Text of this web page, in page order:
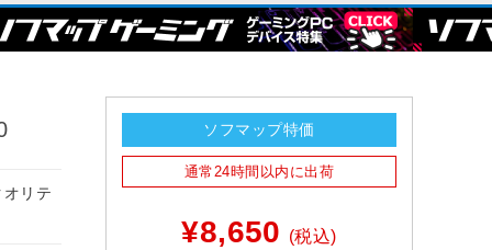
リテ
ソフマップ特価
通常24時間以内に出荷
¥8,650 (税込)